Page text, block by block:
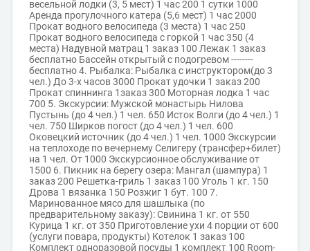
весельной лодки (3, 5 мест) 1 час 200 1 сутки 1000
Аренда прогулочного катера (5,6 мест) 1 час 2000
Прокат водного велосипеда (3 места) 1 час 250
Прокат водного велосипеда с горкой 1 час 350 (4
места) Надувной матрац 1 заказ 100 Лежак 1 заказ
бесплатно Бассейн открытый с подогревом --------
бесплатно 4. Рыбалка: Рыбалка с инструктором(до 3
чел.) До 3-х часов 3000 Прокат удочки 1 заказ 200
Прокат спиннинга 1заказ 300 Моторная лодка 1 час
700 5. Экскурсии: Мужской монастырь Нилова
Пустынь (до 4 чел.) 1 чел. 650 Исток Волги (до 4 чел.) 1
чел. 750 Ширков погост (до 4 чел.) 1 чел. 600
Оковецкий источник (до 4 чел.) 1 чел. 1000 Экскурсии
на теплоходе по вечернему Селигеру (трансфер+билет)
на 1 чел. От 1000 Экскурсионное обслуживание от
1500 6. Пикник на берегу озера: Мангал (шампура) 1
заказ 200 Решетка-гриль 1 заказ 100 Уголь 1 кг. 150
Дрова 1 вязанка 150 Розжиг 1 бут. 100 7.
Маринованное мясо для шашлыка (по
предварительному заказу): Свинина 1 кг. от 550
Курица 1 кг. от 350 Приготовление ухи 4 порции от 600
(услуги повара, продукты) Котелок 1 заказ 100
Комплект одноразовой посуды 1 комплект 100 Room-